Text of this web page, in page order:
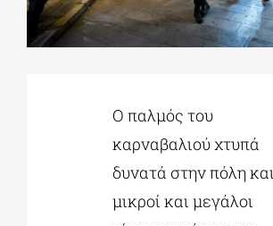
ΕΚΠΑΙΔΕΥΤΙΚΑ ΙΔΡΥΜΑΤΑ
ΠΟΛΙΤΙΣΤΙΚΟΙ ΦΟΡΕΙΣ
Ο παλμός του
καρναβαλιού χτυπά
δυνατά στην πόλη και
μικροί και μεγάλοι